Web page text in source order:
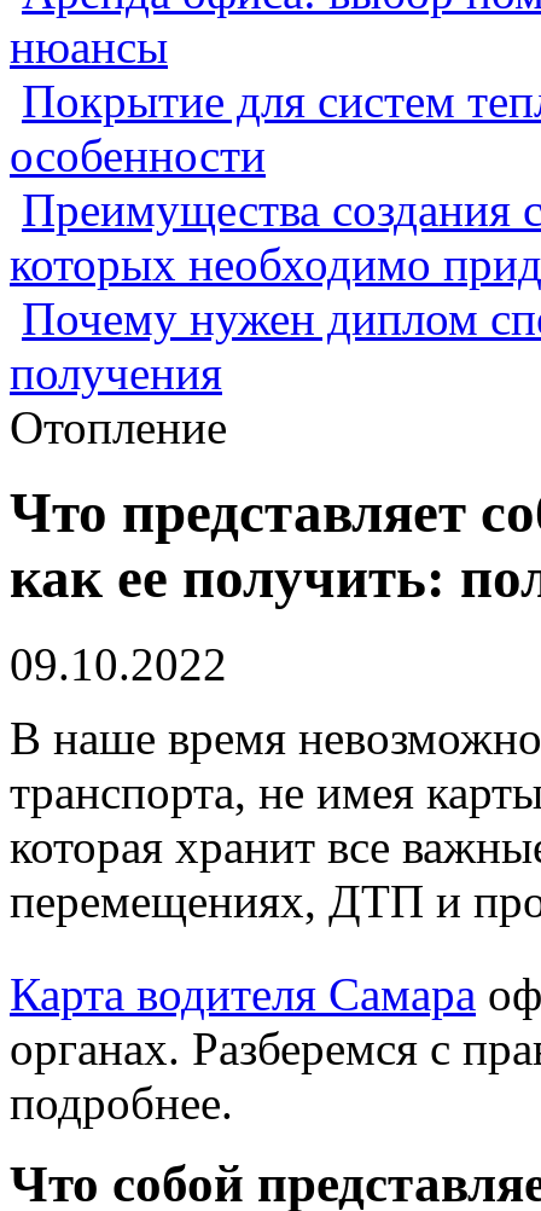
нюансы
Покрытие для систем
особенности
Преимущества создания
которых необходимо
Почему нужен диплом
получения
Отопление
Что представляет
как ее получить:
09.10.2022
В наше время невозможно
транспорта, не имея
которая хранит все
перемещениях, ДТП и
Карта водителя Самара
органах. Разберемся с
подробнее.
Что собой